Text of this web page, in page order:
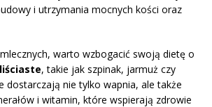
i utrzymania mocnych kości oraz
warto wzbogacić swoją dietę o
, takie jak szpinak, jarmuż czy
dostarczają nie tylko wapnia, ale także
i witamin, które wspierają zdrowie